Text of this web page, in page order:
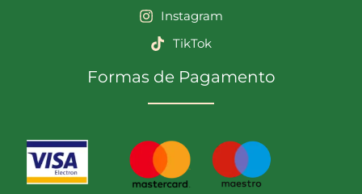
Instagram
TikTok
Formas de Pagamento